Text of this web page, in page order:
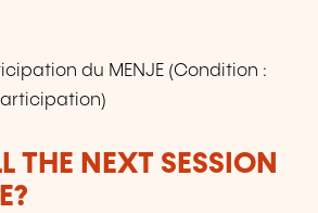
du MENJE (Condition :
THE NEXT SESSION